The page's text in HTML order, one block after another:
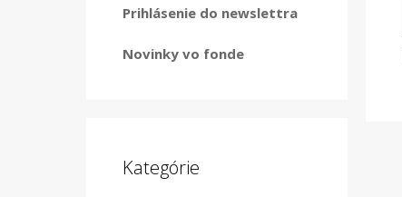
Prihlásenie do newslettra
Novinky vo fonde
Kategórie